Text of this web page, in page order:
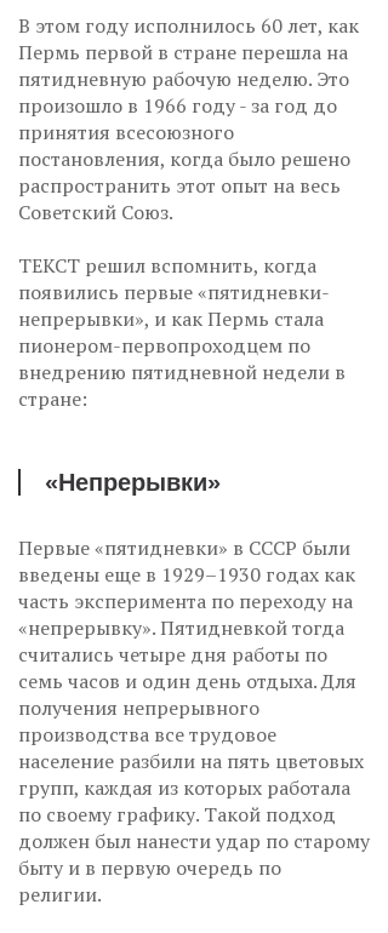
В этом году исполнилось 60 лет, как
Пермь первой в стране перешла на
пятидневную рабочую неделю. Это
произошло в 1966 году - за год до
принятия всесоюзного
постановления, когда было решено
распространить этот опыт на весь
Советский Союз.
ТЕКСТ решил вспомнить, когда
появились первые «пятидневки-
непрерывки», и как Пермь стала
пионером-первопроходцем по
внедрению пятидневной недели в
стране:
«Непрерывки»
Первые «пятидневки» в СССР были
введены еще в 1929–1930 годах как
часть эксперимента по переходу на
«непрерывку». Пятидневкой тогда
считались четыре дня работы по
семь часов и один день отдыха. Для
получения непрерывного
производства все трудовое
население разбили на пять цветовых
групп, каждая из которых работала
по своему графику. Такой подход
должен был нанести удар по старому
быту и в первую очередь по
религии.